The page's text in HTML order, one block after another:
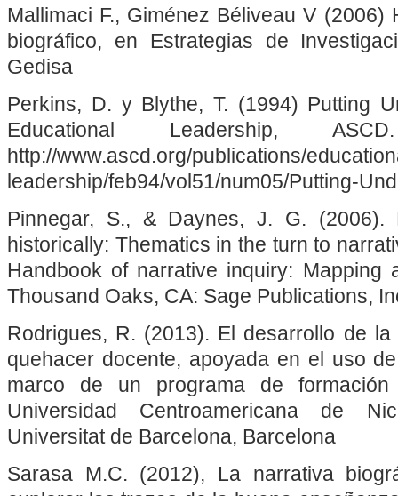
Mallimaci F., Giménez Béliveau V
biográfico, en Estrategias de
Gedisa
Perkins, D. y Blythe, T. (1994) Putting
Educational Leadership,
http://www.ascd.org/publications/
leadership/feb94/vol51/num05/Putting-
Pinnegar, S., & Daynes, J. G. (2006).
historically: Thematics in the turn to
Handbook of narrative inquiry: Mapping
Thousand Oaks, CA: Sage Publications,
Rodrigues, R. (2013). El desarrollo de
quehacer docente, apoyada en el uso
marco de un programa de
Universidad Centroamericana de
Universitat de Barcelona, Barcelona
Sarasa M.C. (2012), La narrativa